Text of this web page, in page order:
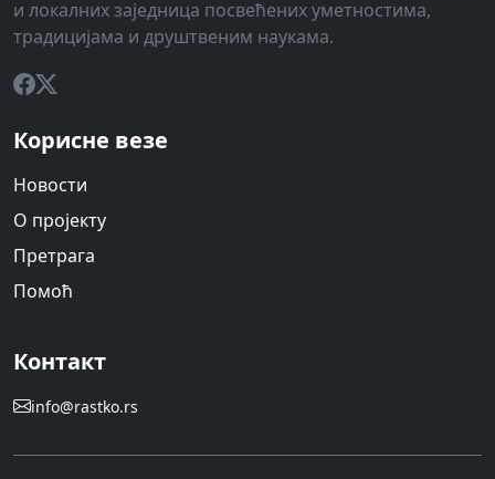
и локалних заједница посвећених уметностима,
традицијама и друштвеним наукама.
Корисне везе
Новости
О пројекту
Претрага
Помоћ
Контакт
info@rastko.rs